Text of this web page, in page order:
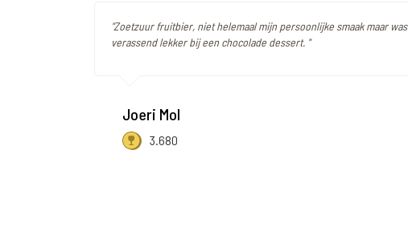
"Zoetzuur fruitbier, niet helemaal mijn persoonlijke smaak maar was
verassend lekker bij een chocolade dessert. "
Joeri Mol
3.680